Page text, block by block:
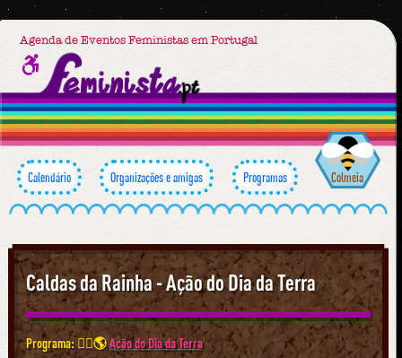
Agenda de Eventos Feministas em Portugal
Calendário Organizações e amigas Programas Colmeia
Caldas da Rainha - Ação do Dia da Terra
Programa: ✊🏾🌎Ação do Dia da Terra